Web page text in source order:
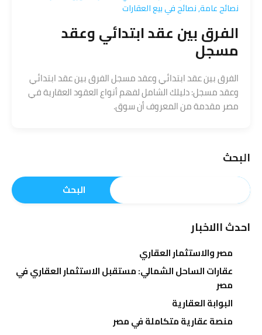
نصائح عامة,نصائح في بيع العقارات
الفرق بين عقد ابتدائي وعقد
مسجل
الفرق بين عقد ابتدائي وعقد مسجل الفرق بين عقد ابتدائي
وعقد مسجل: دليلك الشامل لفهم أنواع العقود العقارية في
مصر مقدمة من المعروف أن سوق.
البحث
البحث
احدث االاخبار
مصر والاستثمار العقاري
عقارات الساحل الشمالي: مستقبل الاستثمار العقاري في
مصر
البوابة العقارية
منصة عقارية متكاملة في مصر